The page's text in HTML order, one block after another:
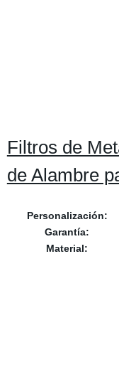
Filtros de
de Alambre
Personalización:
Garantía:
Material: